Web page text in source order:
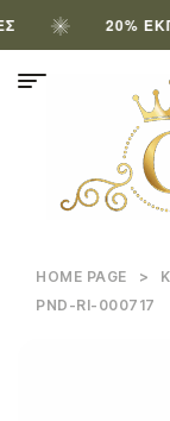
20%
HOME PAGE >
ΡΝD-RΙ-000717